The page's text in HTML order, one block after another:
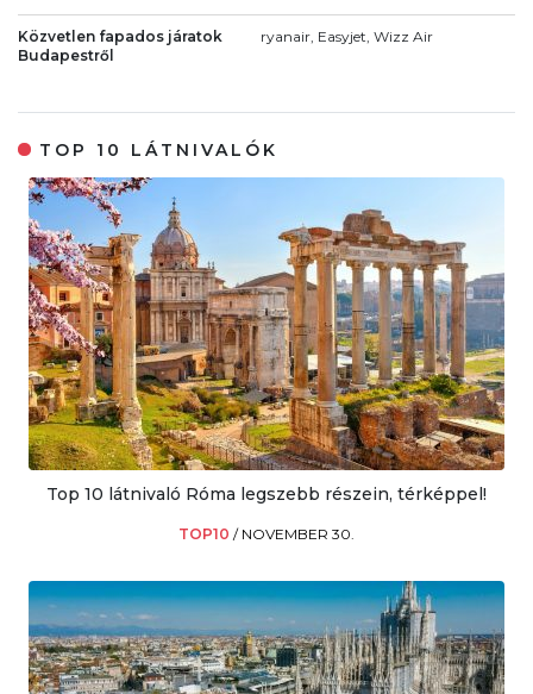
Közvetlen fapados járatok
Budapestről
ryanair, Easyjet, Wizz Air
TOP 10 LÁTNIVALÓK
Top 10 látnivaló Róma legszebb részein, térképpel!
TOP10 / NOVEMBER 30.